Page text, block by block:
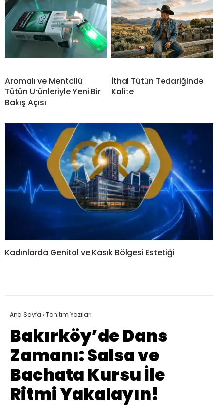
Aromalı ve Mentollü
Tütün Ürünleriyle Yeni Bir
Bakış Açısı
İthal Tütün Tedariğinde
Kalite
Kadınlarda Genital ve Kasık Bölgesi Estetiği
Ana Sayfa ›Tanıtım Yazıları
Bakırköy’de Dans
Zamanı: Salsa ve
Bachata Kursu İle
Ritmi Yakalayın!